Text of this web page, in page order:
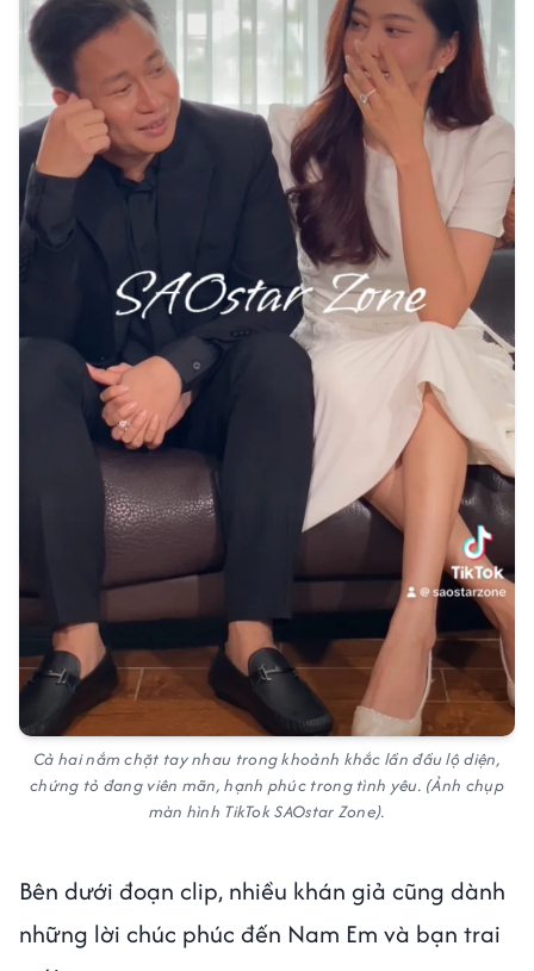
Cả hai nắm chặt tay nhau trong khoảnh khắc lần đầu lộ diện,
chứng tỏ đang viên mãn, hạnh phúc trong tình yêu. (Ảnh chụp
màn hình TikTok SAOstar Zone).
Bên dưới đoạn clip, nhiều khán giả cũng dành
những lời chúc phúc đến Nam Em và bạn trai